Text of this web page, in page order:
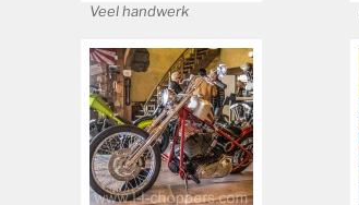
Veel handwerk